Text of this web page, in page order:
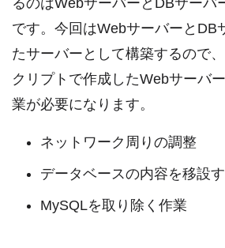
です。今回はWebサーバーとDB
たサーバーとして構築するので
クリプトで作成したWebサーバ
業が必要になります。
ネットワーク周りの調整
データベースの内容を移設
MySQLを取り除く作業